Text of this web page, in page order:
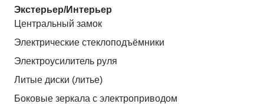
Экстерьер/Интерьер
Центральный замок
Электрические стеклоподъёмники
Электроусилитель руля
Литые диски (литье)
Боковые зеркала с электроприводом